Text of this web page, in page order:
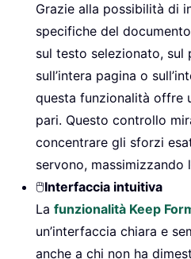
Grazie alla possibilità di
specifiche del
sul testo selezionato, sul
sull’intera pagina o
questa funzionalità offre
pari. Questo controllo
concentrare gli sforzi
servono,
🖱️Interfaccia intuitiva
La funzionalità Keep
un’interfaccia chiara e
anche a chi non ha